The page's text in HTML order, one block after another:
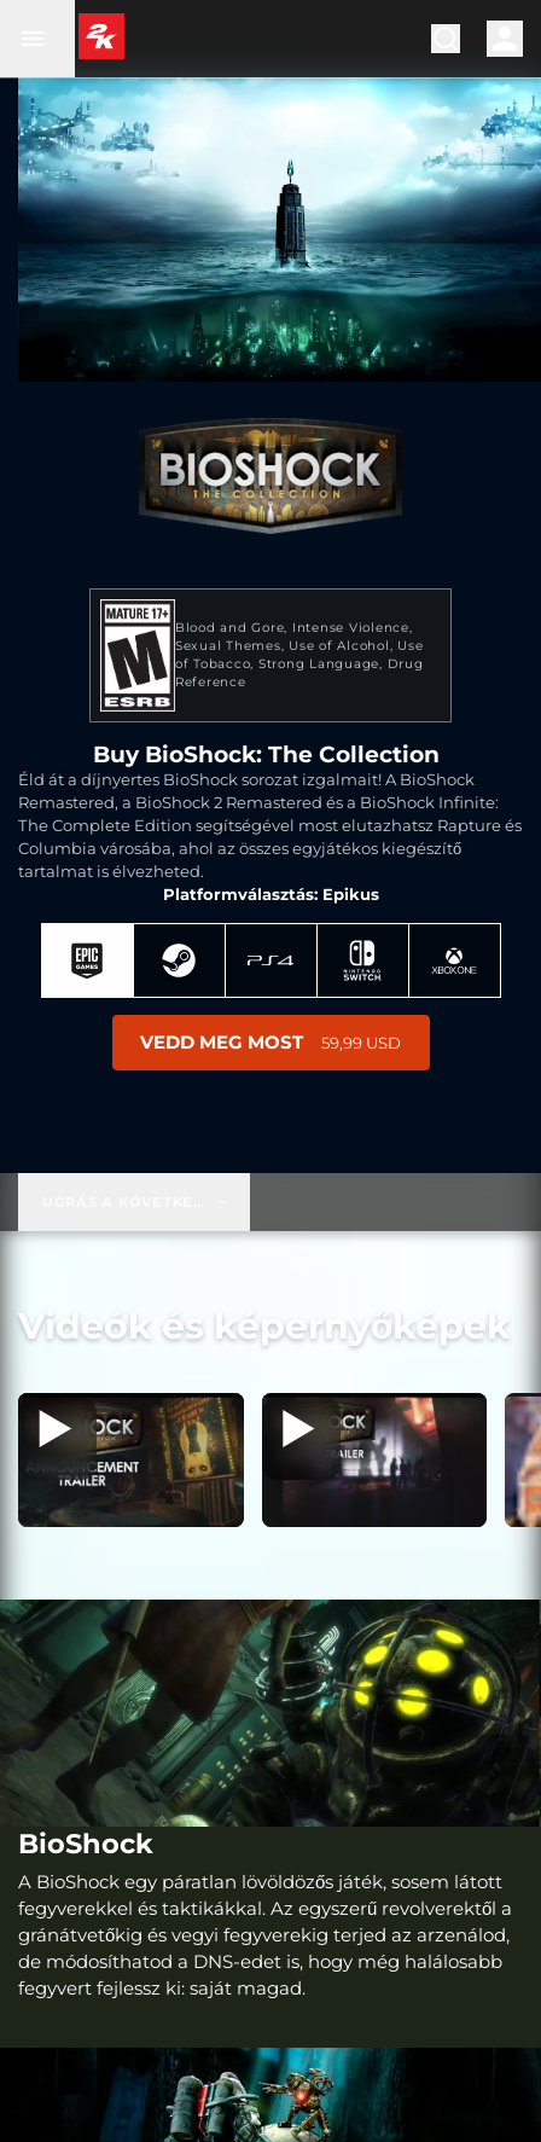
Blood and Gore Intense Violence
Sexual Themes
Use of Alcohol
Use
of Tobacco Strong Language
Drug
Reference
Buy BioShock: The Collection
Éld át a díjnyertes BioShock sorozat izgalmait! A BioShock
Remastered, a BioShock 2 Remastered és a BioShock Infinite:
The Complete Edition segítségével most elutazhatsz Rapture és
Columbia városába, ahol az összes egyjátékos kiegészítő
tartalmat is élvezheted.
Platformválasztás: Epikus
VEDD MEG MOST 59,99 USD
Videók és képernyőképek
BioShock
A BioShock egy páratlan lövöldözős játék, sosem látott
fegyverekkel és taktikákkal. Az egyszerű revolverektől a
gránátvetőkig és vegyi fegyverekig terjed az arzenálod,
de módosíthatod a DNS-edet is, hogy még halálosabb
fegyvert fejlessz ki: saját magad.